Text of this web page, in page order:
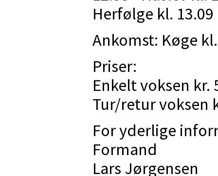
Herfølge kl. 13.09
Ankomst: Køge
Priser:
Enkelt voksen kr.
Tur/retur voksen
For yderlige
Formand
Lars Jørgensen